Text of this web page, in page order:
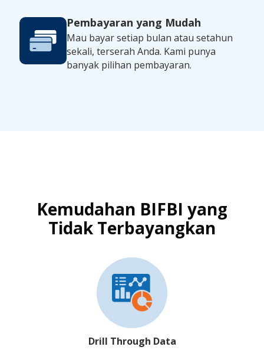
Pembayaran yang Mudah
Mau bayar setiap bulan atau setahun
sekali, terserah Anda. Kami punya
banyak pilihan pembayaran.
Kemudahan BIFBI yang
Tidak Terbayangkan
Drill Through Data